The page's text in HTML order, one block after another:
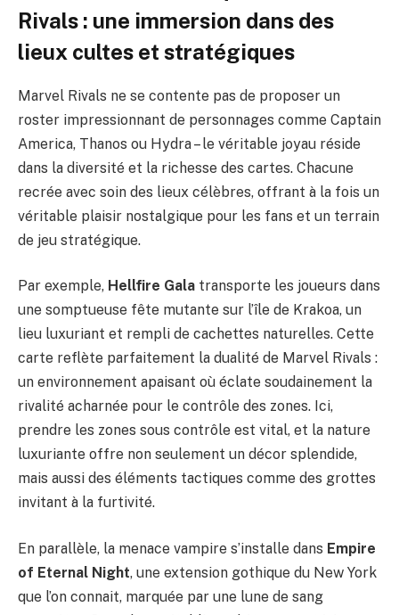
Rivals : une immersion dans des
lieux cultes et stratégiques
Marvel Rivals ne se contente pas de proposer un
roster impressionnant de personnages comme Captain
America, Thanos ou Hydra – le véritable joyau réside
dans la diversité et la richesse des cartes. Chacune
recrée avec soin des lieux célèbres, offrant à la fois un
véritable plaisir nostalgique pour les fans et un terrain
de jeu stratégique.
Par exemple, Hellfire Gala transporte les joueurs dans
une somptueuse fête mutante sur l’île de Krakoa, un
lieu luxuriant et rempli de cachettes naturelles. Cette
carte reflète parfaitement la dualité de Marvel Rivals :
un environnement apaisant où éclate soudainement la
rivalité acharnée pour le contrôle des zones. Ici,
prendre les zones sous contrôle est vital, et la nature
luxuriante offre non seulement un décor splendide,
mais aussi des éléments tactiques comme des grottes
invitant à la furtivité.
En parallèle, la menace vampire s’installe dans Empire
of Eternal Night, une extension gothique du New York
que l’on connait, marquée par une lune de sang